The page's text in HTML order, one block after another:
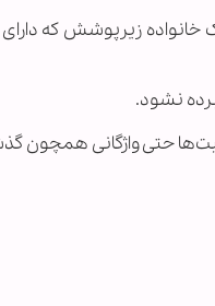
خانواده زیرپوشش که
نشود.
حتی واژگانی همچون